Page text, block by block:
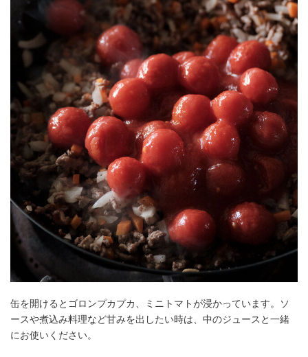
缶を開けるとゴロンプカプカ、ミニトマトが浸かっています。ソ
ースや煮込み料理など甘みを出したい時は、中のジュースと一緒
にお使いください。